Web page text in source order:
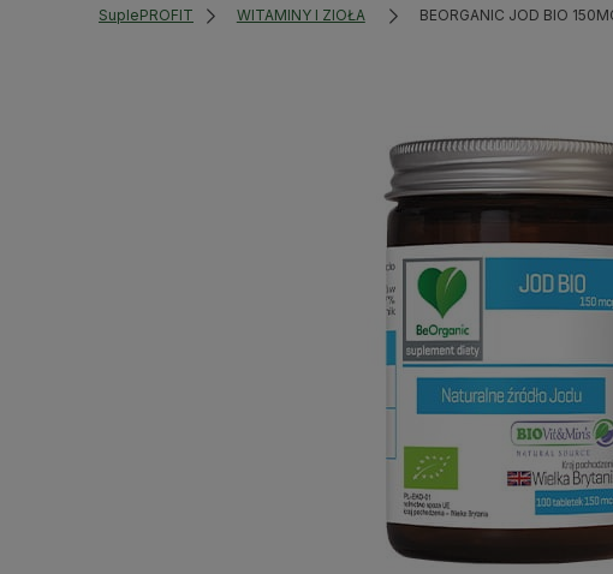
SuplePROFIT WITAMINY I ZIOŁA BEORGANIC JOD BIO